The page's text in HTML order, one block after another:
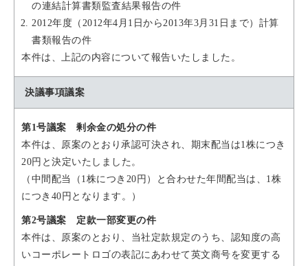
の連結計算書類監査結果報告の件
2012年度（2012年4月1日から2013年3月31日まで）計算
書類報告の件
本件は、上記の内容について報告いたしました。
決議事項議案
第1号議案 剰余金の処分の件
本件は、原案のとおり承認可決され、期末配当は1株につき
20円と決定いたしました。
（中間配当（1株につき20円）と合わせた年間配当は、1株
につき40円となります。）
第2号議案 定款一部変更の件
本件は、原案のとおり、当社定款規定のうち、認知度の高
いコーポレートロゴの表記にあわせて英文商号を変更する